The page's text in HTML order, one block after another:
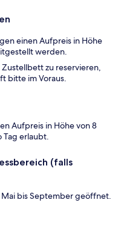
einen Aufpreis in Höhe
werden.
zu reservieren,
bitte im Voraus.
Aufpreis in Höhe von 8
Tag erlaubt.
(falls
Mai bis September geöffnet.